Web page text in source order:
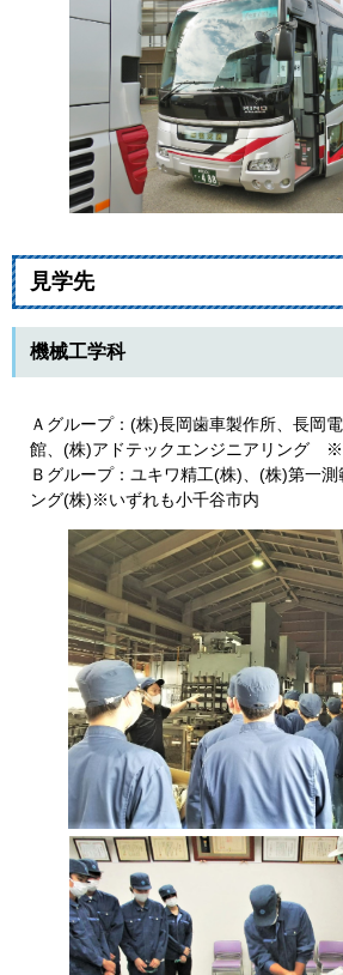
見学先
機械工学科
Ａグループ：(株)長岡歯車製作所、長岡
館、(株)アドテックエンジニアリング ※
Ｂグループ：ユキワ精工(株)、(株)第一
ング(株)※いずれも小千谷市内